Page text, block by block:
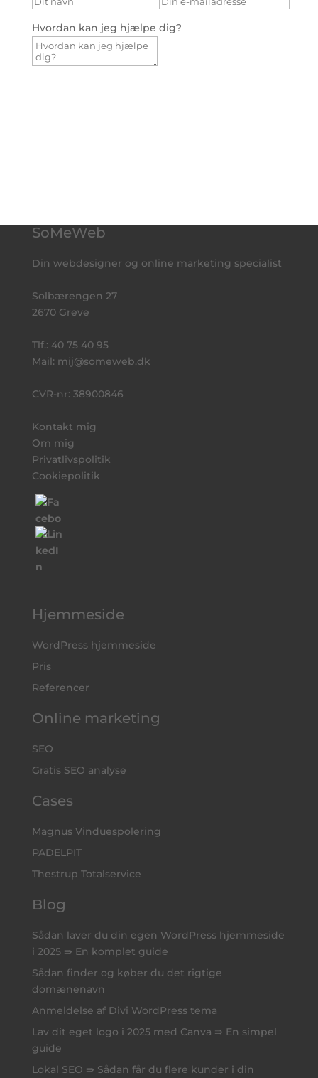
Hvordan kan jeg hjælpe dig?
SoMeWeb
Din webdesigner og online marketing specialist
Solbærengen 27
2670 Greve
Tlf.: 40 75 40 95
Mail: mij@someweb.dk
CVR-nr: 38900846
Kontakt mig
Om mig
Privatlivspolitik
Cookiepolitik
Hjemmeside
WordPress hjemmeside
Pris
Referencer
Online marketing
SEO
Gratis SEO analyse
Cases
Magnus Vinduespolering
PADELPIT
Thestrup Totalservice
Blog
Sådan laver du din egen WordPress hjemmeside
i 2025 ⇛ En komplet guide
Sådan finder og køber du det rigtige
domænenavn
Anmeldelse af Divi WordPress tema
Lav dit eget logo i 2025 med Canva ⇛ En simpel
guide
Lokal SEO ⇛ Sådan får du flere kunder i din